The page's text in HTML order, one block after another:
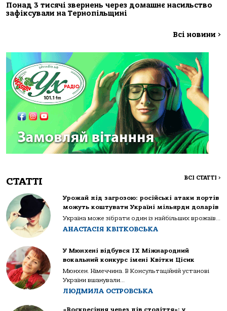
Понад 3 тисячі звернень через домашнє насильство
зафіксували на Тернопільщині
Всі новини >
СТАТТІ ВСІ СТАТТІ >
Урожай під загрозою: російські атаки портів
можуть коштувати Україні мільярди доларів
Україна може зібрати один із найбільших врожаїв...
АНАСТАСІЯ КВІТКОВСЬКА
У Мюнхені відбувся IX Міжнародний
вокальний конкурс імені Квітки Цісик
Мюнхен. Німеччина. В Консультаційній установі
України вшанували...
ЛЮДМИЛА ОСТРОВСЬКА
«Воскресіння через пів століття»: у